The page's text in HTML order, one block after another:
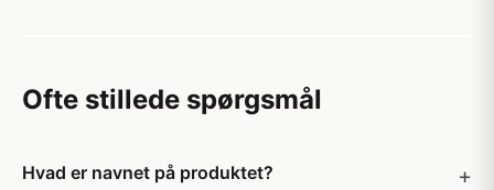
Ofte stillede spørgsmål
Hvad er navnet på produktet?